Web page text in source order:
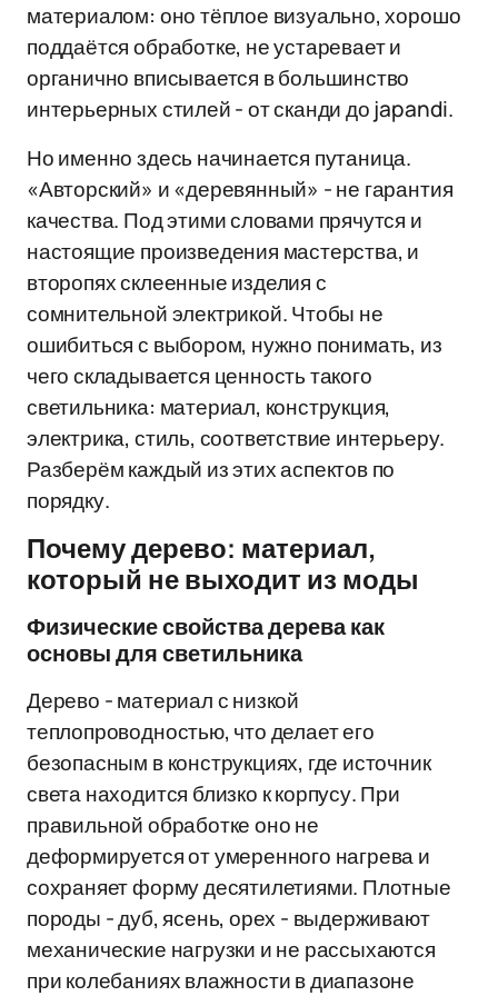
материалом: оно тёплое визуально, хорошо
поддаётся обработке, не устаревает и
органично вписывается в большинство
интерьерных стилей - от сканди до japandi.
Но именно здесь начинается путаница.
«Авторский» и «деревянный» - не гарантия
качества. Под этими словами прячутся и
настоящие произведения мастерства, и
второпях склеенные изделия с
сомнительной электрикой. Чтобы не
ошибиться с выбором, нужно понимать, из
чего складывается ценность такого
светильника: материал, конструкция,
электрика, стиль, соответствие интерьеру.
Разберём каждый из этих аспектов по
порядку.
Почему дерево: материал,
который не выходит из моды
Физические свойства дерева как
основы для светильника
Дерево - материал с низкой
теплопроводностью, что делает его
безопасным в конструкциях, где источник
света находится близко к корпусу. При
правильной обработке оно не
деформируется от умеренного нагрева и
сохраняет форму десятилетиями. Плотные
породы - дуб, ясень, орех - выдерживают
механические нагрузки и не рассыхаются
при колебаниях влажности в диапазоне